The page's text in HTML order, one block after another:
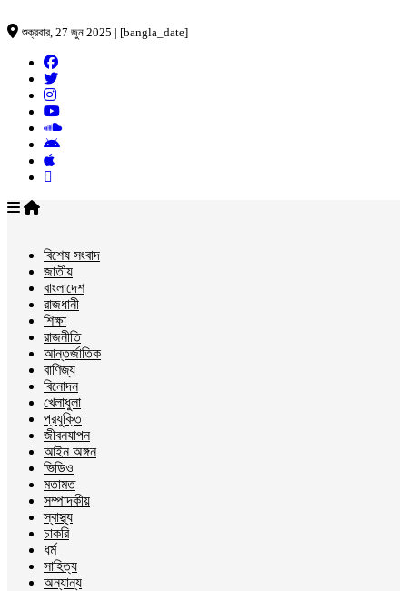
শুক্রবার, 27 জুন 2025 | [bangla_date]
বিশেষ সংবাদ
জাতীয়
বাংলাদেশ
রাজধানী
শিক্ষা
রাজনীতি
আন্তর্জাতিক
বাণিজ্য
বিনোদন
খেলাধুলা
প্রযুক্তি
জীবনযাপন
আইন অঙ্গন
ভিডিও
মতামত
সম্পাদকীয়
স্বাস্থ্য
চাকরি
ধর্ম
সাহিত্য
অন্যান্য